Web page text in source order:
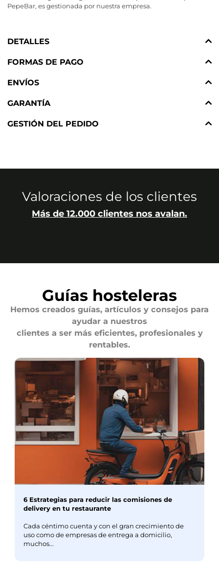
PepeBar, es gestionada por nuestra empresa.
DETALLES
FORMAS DE PAGO
ENVÍOS
GARANTÍA
GESTIÓN DEL PEDIDO
Valoraciones de los clientes
Más de 12.000 clientes nos avalan.
Guías hosteleras
Hemos creados guías, artículos y consejos para
ayudar a nuestros
clientes a ser más eficientes, profesionales y
rentables.
6 Estrategias para reducir las comisiones de
delivery en tu restaurante
Cada céntimo cuenta y con el gran crecimiento de
uso como de empresas de entrega a domicilio,
muchos...